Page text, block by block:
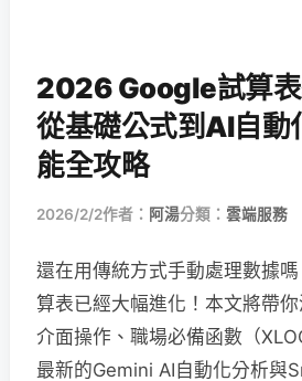
2026 Google試算表
從基礎公式到AI自動
能全攻略
2026/2/2作者： 阿湯分類： 雲端服務
還在用傳統方式手動處理數據
算表已經大幅進化！本文將帶
介面操作、職場必備函數（
最新的Gemini AI自動化分析與